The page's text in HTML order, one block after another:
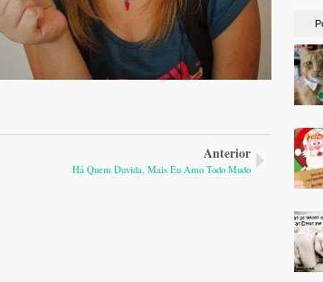
Anterior
Há Quem Duvida, Mais Eu Amo Todo Mudo